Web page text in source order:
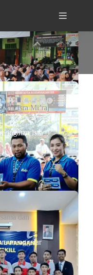
Isra Mi’raj
Isra
dan
menggelar